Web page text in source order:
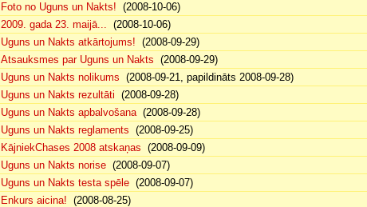
Foto no Uguns un Nakts! (2008-10-06)
2009. gada 23. maijā... (2008-10-06)
Uguns un Nakts atkārtojums! (2008-09-29)
Atsauksmes par Uguns un Nakts (2008-09-29)
Uguns un Nakts nolikums (2008-09-21, papildināts 2008-09-28)
Uguns un Nakts rezultāti (2008-09-28)
Uguns un Nakts apbalvošana(2008-09-28)
Uguns un Nakts reglaments (2008-09-25)
KājniekChases 2008 atskaņas (2008-09-09)
Uguns un Nakts norise (2008-09-07)
Uguns un Nakts testa spēle (2008-09-07)
Enkurs aicina! (2008-08-25)